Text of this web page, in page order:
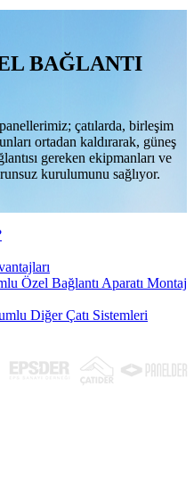
BAĞLANTI
çatılarda, birleşim
ortadan kaldırarak, güneş
gereken ekipmanları ve
kurulumunu sağlıyor.
Özel Bağlantı Aparatı Montaj
Diğer Çatı Sistemleri